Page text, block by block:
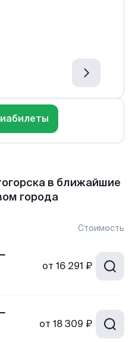
в ближайшие
города
Стоимость
от 16 291 ₽
от 18 309 ₽